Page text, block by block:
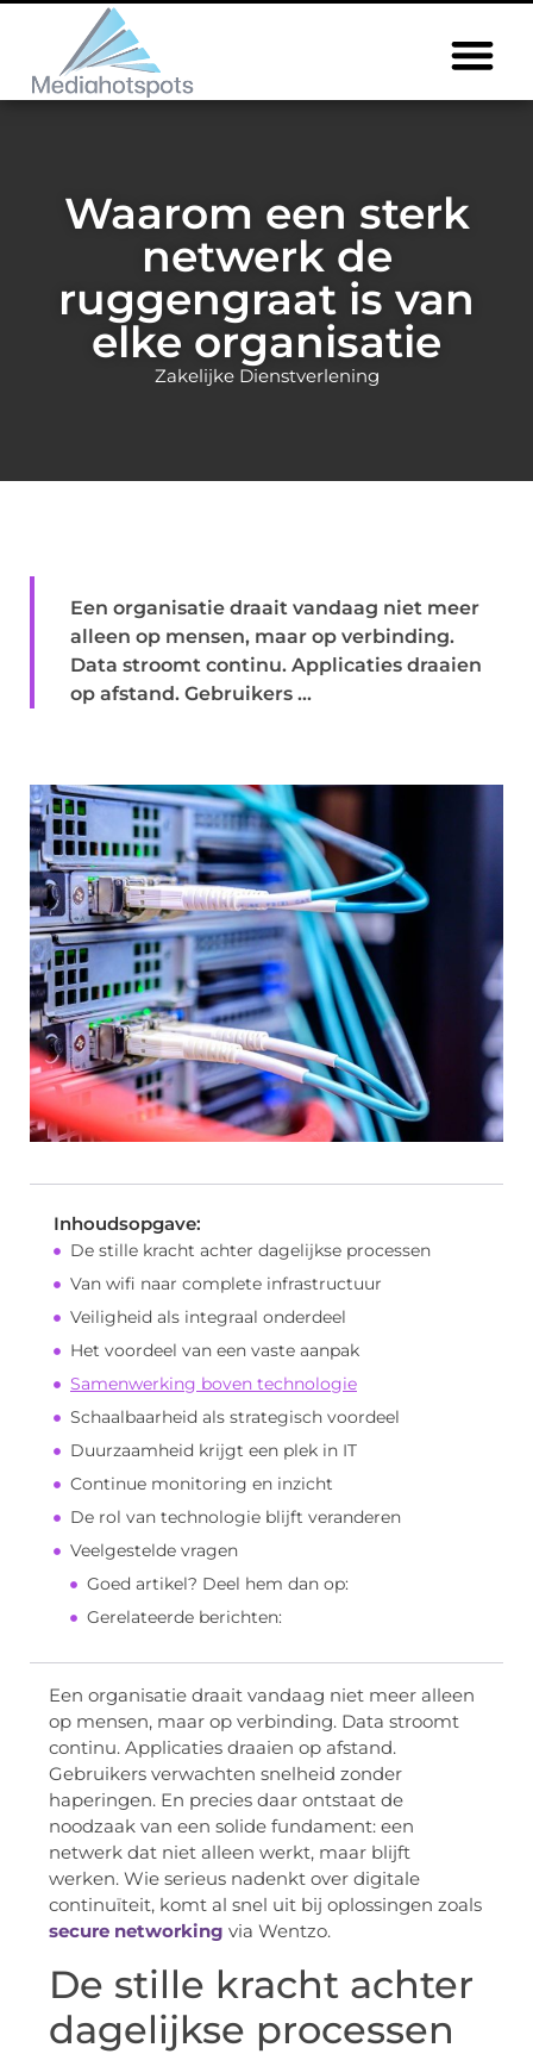
Waarom een sterk
netwerk de
ruggengraat is van
elke organisatie
Zakelijke Dienstverlening
Een organisatie draait vandaag niet meer
alleen op mensen, maar op verbinding.
Data stroomt continu. Applicaties draaien
op afstand. Gebruikers ...
Inhoudsopgave:
De stille kracht achter dagelijkse processen
Van wifi naar complete infrastructuur
Veiligheid als integraal onderdeel
Het voordeel van een vaste aanpak
Samenwerking boven technologie
Schaalbaarheid als strategisch voordeel
Duurzaamheid krijgt een plek in IT
Continue monitoring en inzicht
De rol van technologie blijft veranderen
Veelgestelde vragen
Goed artikel? Deel hem dan op:
Gerelateerde berichten:
Een organisatie draait vandaag niet meer alleen
op mensen, maar op verbinding. Data stroomt
continu. Applicaties draaien op afstand.
Gebruikers verwachten snelheid zonder
haperingen. En precies daar ontstaat de
noodzaak van een solide fundament: een
netwerk dat niet alleen werkt, maar blijft
werken. Wie serieus nadenkt over digitale
continuïteit, komt al snel uit bij oplossingen zoals
secure networking via Wentzo.
De stille kracht achter
dagelijkse processen